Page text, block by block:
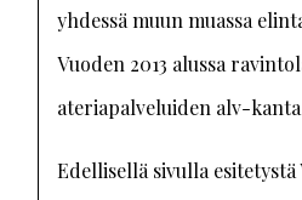
yhdessä muun muassa
Vuoden 2013 alussa
ateriapalveluiden alv-
Edellisellä sivulla esitetystä